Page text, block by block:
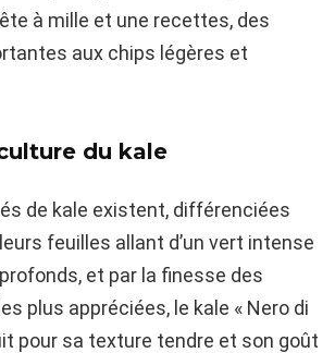
à mille et une recettes, des
aux chips légères et
du kale
de kale existent, différenciées
feuilles allant d’un vert intense
et par la finesse des
plus appréciées, le kale « Nero di
pour sa texture tendre et son goût